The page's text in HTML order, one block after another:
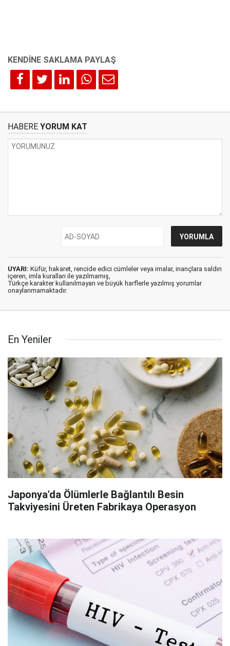
HABERE YORUM KAT
UYARI: Küfür, hakaret, rencide edici cümleler veya imalar, inançlara saldırı
içeren, imla kuralları ile yazılmamış,
Türkçe karakter kullanılmayan ve büyük harflerle yazılmış yorumlar
onaylanmamaktadır.
En Yeniler
Japonya'da Ölümlerle Bağlantılı Besin
Takviyesini Üreten Fabrikaya Operasyon